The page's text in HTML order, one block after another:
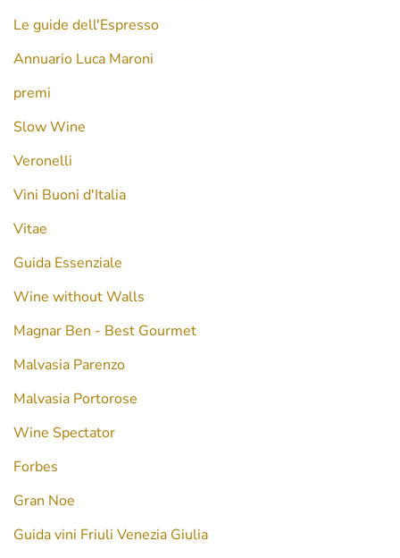
Le guide dell'Espresso
Annuario Luca Maroni
premi
Slow Wine
Veronelli
Vini Buoni d'Italia
Vitae
Guida Essenziale
Wine without Walls
Magnar Ben - Best Gourmet
Malvasia Parenzo
Malvasia Portorose
Wine Spectator
Forbes
Gran Noe
Guida vini Friuli Venezia Giulia